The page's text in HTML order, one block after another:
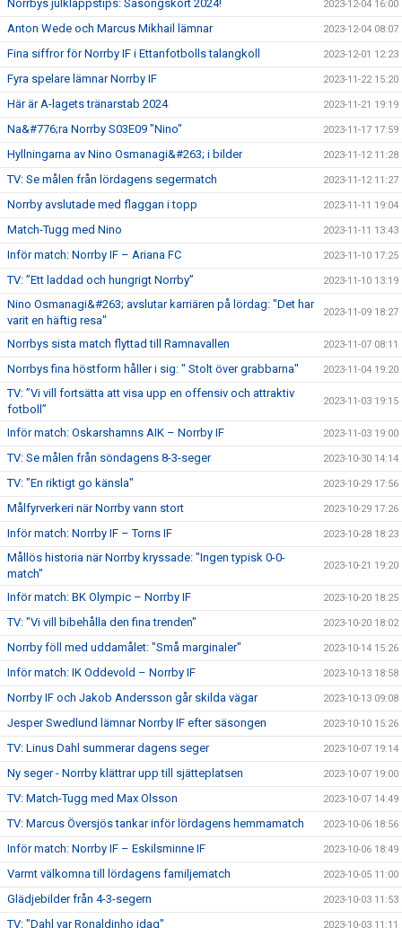
Norrbys julklappstips: Säsongskort 2024! 2023-12-04 16:00
Anton Wede och Marcus Mikhail lämnar 2023-12-04 08:07
Fina siffror för Norrby IF i Ettanfotbolls talangkoll 2023-12-01 12:23
Fyra spelare lämnar Norrby IF 2023-11-22 15:20
Här är A-lagets tränarstab 2024 2023-11-21 19:19
Na&#776;ra Norrby S03E09 "Nino" 2023-11-17 17:59
Hyllningarna av Nino Osmanagi&#263; i bilder 2023-11-12 11:28
TV: Se målen från lördagens segermatch 2023-11-12 11:27
Norrby avslutade med flaggan i topp 2023-11-11 19:04
Match-Tugg med Nino 2023-11-11 13:43
Inför match: Norrby IF – Ariana FC 2023-11-10 17:25
TV: ”Ett laddad och hungrigt Norrby” 2023-11-10 13:19
Nino Osmanagi&#263; avslutar karriären på lördag: "Det har
varit en häftig resa"
2023-11-09 18:27
Norrbys sista match flyttad till Ramnavallen 2023-11-07 08:11
Norrbys fina höstform håller i sig: " Stolt över grabbarna" 2023-11-04 19:20
TV: ”Vi vill fortsätta att visa upp en offensiv och attraktiv
fotboll”
2023-11-03 19:15
Inför match: Oskarshamns AIK – Norrby IF 2023-11-03 19:00
TV: Se målen från söndagens 8-3-seger 2023-10-30 14:14
TV: "En riktigt go känsla" 2023-10-29 17:56
Målfyrverkeri när Norrby vann stort 2023-10-29 17:26
Inför match: Norrby IF – Torns IF 2023-10-28 18:23
Mållös historia när Norrby kryssade: "Ingen typisk 0-0-
match"
2023-10-21 19:20
Inför match: BK Olympic – Norrby IF 2023-10-20 18:25
TV: "Vi vill bibehålla den fina trenden" 2023-10-20 18:02
Norrby föll med uddamålet: "Små marginaler" 2023-10-14 15:26
Inför match: IK Oddevold – Norrby IF 2023-10-13 18:58
Norrby IF och Jakob Andersson går skilda vägar 2023-10-13 09:08
Jesper Swedlund lämnar Norrby IF efter säsongen 2023-10-10 15:26
TV: Linus Dahl summerar dagens seger 2023-10-07 19:14
Ny seger - Norrby klättrar upp till sjätteplatsen 2023-10-07 19:00
TV: Match-Tugg med Max Olsson 2023-10-07 14:49
TV: Marcus Översjös tankar inför lördagens hemmamatch 2023-10-06 18:56
Inför match: Norrby IF – Eskilsminne IF 2023-10-06 18:49
Varmt välkomna till lördagens familjematch 2023-10-05 11:00
Glädjebilder från 4-3-segern 2023-10-03 11:53
TV: "Dahl var Ronaldinho idag" 2023-10-03 11:11